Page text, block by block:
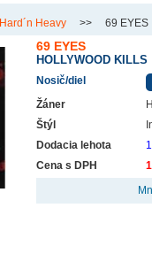
Hard´n Heavy >> 69 EYES
69 EYES
HOLLYWOOD KILLS
Nosič/diel
Žáner
Štýl
Dodacia lehota
Cena s DPH